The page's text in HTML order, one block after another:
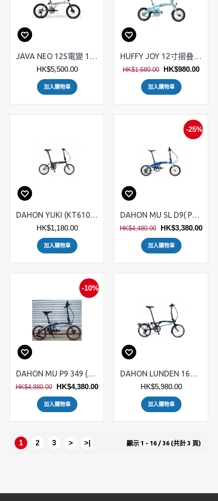
JAVA NEO 12S電變 16" 碳纖維前叉
HK$5,500.00
加入購物車
HUFFY JOY 12寸摺叠單車
HK$1,680.00 HK$980.00
加入購物車
DAHON YUKI (KT610) 折疊車
HK$1,180.00
加入購物車
-25%
DAHON MU SL D9( PAA693) 摺疊單車
HK$4,480.00 HK$3,380.00
加入購物車
-10%
DAHON MU P9 349 (PAA693) 摺疊車【碟刹版】
HK$4,880.00 HK$4,380.00
加入購物車
DAHON LUNDEN 16寸 349 三摺疊車 ( CUC673)
HK$5,980.00
加入購物車
1 2 3 > >| 顯示 1 - 16 / 36 (共計 3 頁)